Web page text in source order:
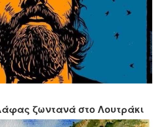
ζωντανά στο Λουτράκι